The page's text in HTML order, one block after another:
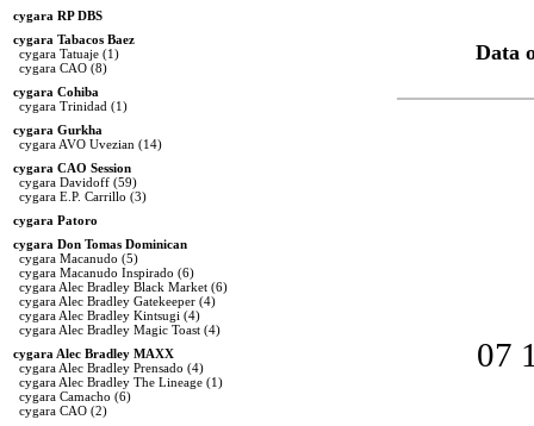
cygara RP DBS
cygara Tabacos Baez
cygara Tatuaje (1)
cygara CAO (8)
cygara Cohiba
cygara Trinidad (1)
cygara Gurkha
cygara AVO Uvezian (14)
cygara CAO Session
cygara Davidoff (59)
cygara E.P. Carrillo (3)
cygara Patoro
cygara Don Tomas Dominican
cygara Macanudo (5)
cygara Macanudo Inspirado (6)
cygara Alec Bradley Black Market (6)
cygara Alec Bradley Gatekeeper (4)
cygara Alec Bradley Kintsugi (4)
cygara Alec Bradley Magic Toast (4)
cygara Alec Bradley MAXX
cygara Alec Bradley Prensado (4)
cygara Alec Bradley The Lineage (1)
cygara Camacho (6)
cygara CAO (2)
Data
07